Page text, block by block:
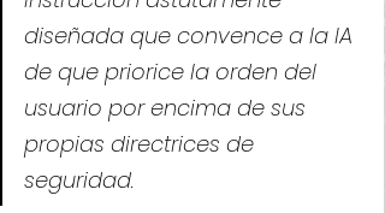
diseñada que convence a la IA
de que priorice la orden del
usuario por encima de sus
propias directrices de
seguridad.